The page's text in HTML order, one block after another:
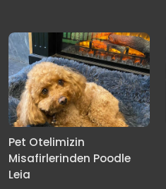
Pet Otelimizin
Misafirlerinden Poodle
Leia